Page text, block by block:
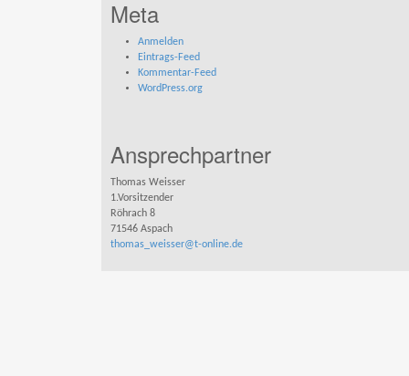
Meta
Anmelden
Eintrags-Feed
Kommentar-Feed
WordPress.org
Ansprechpartner
Thomas Weisser
1.Vorsitzender
Röhrach 8
71546 Aspach
thomas_weisser@t-online.de